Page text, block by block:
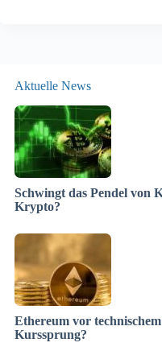
Aktuelle News
Schwingt das Pendel von
Krypto?
Ethereum vor
Kurssprung?